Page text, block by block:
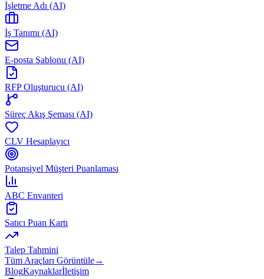
İşletme Adı (AI)
İş Tanımı (AI)
E-posta Şablonu (AI)
RFP Oluşturucu (AI)
Süreç Akış Şeması (AI)
CLV Hesaplayıcı
Potansiyel Müşteri Puanlaması
ABC Envanteri
Satıcı Puan Kartı
Talep Tahmini
Tüm Araçları Görüntüle→
BlogKaynaklarİletişim